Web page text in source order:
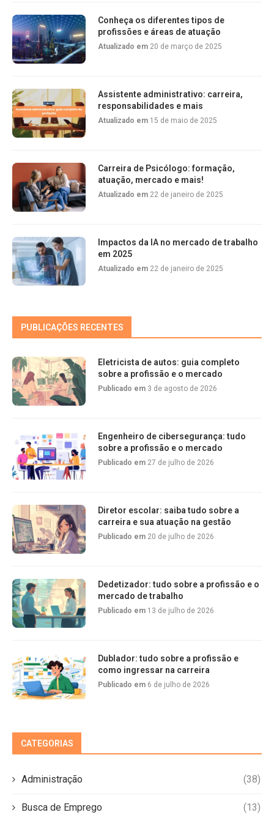
Conheça os diferentes tipos de
profissões e áreas de atuação
Atualizado em 20 de março de 2025
Assistente administrativo: carreira,
responsabilidades e mais
Atualizado em 15 de maio de 2025
Carreira de Psicólogo: formação,
atuação, mercado e mais!
Atualizado em 22 de janeiro de 2025
Impactos da IA no mercado de trabalho
em 2025
Atualizado em 22 de janeiro de 2025
PUBLICAÇÕES RECENTES
Eletricista de autos: guia completo
sobre a profissão e o mercado
Publicado em 3 de agosto de 2026
Engenheiro de cibersegurança: tudo
sobre a profissão e o mercado
Publicado em 27 de julho de 2026
Diretor escolar: saiba tudo sobre a
carreira e sua atuação na gestão
Publicado em 20 de julho de 2026
Dedetizador: tudo sobre a profissão e o
mercado de trabalho
Publicado em 13 de julho de 2026
Dublador: tudo sobre a profissão e
como ingressar na carreira
Publicado em 6 de julho de 2026
CATEGORIAS
Administração (38)
Busca de Emprego (13)